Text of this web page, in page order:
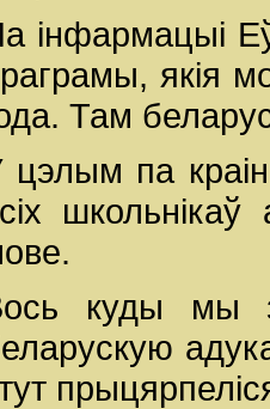
інфармацыі
якія
Там
цэлым па
куды мы
тут